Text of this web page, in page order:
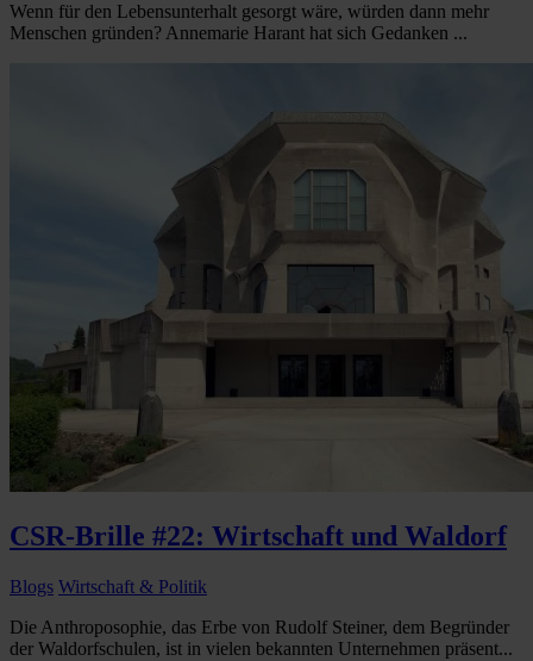
Wenn für den Lebensunterhalt gesorgt wäre, würden dann mehr
Menschen gründen? Annemarie Harant hat sich Gedanken ...
CSR-Brille #22: Wirtschaft und Waldorf
Blogs Wirtschaft & Politik
Die Anthroposophie, das Erbe von Rudolf Steiner, dem Begründer
der Waldorfschulen, ist in vielen bekannten Unternehmen präsent...